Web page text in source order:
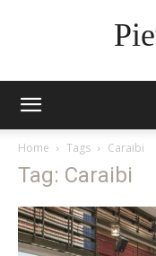
Home Tags Caraibi
Tag: Caraibi